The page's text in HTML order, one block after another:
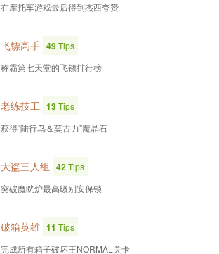
在摩托车游戏最后得到杰西夸赞
飞镖高手 49Tips
称霸第七天堂的飞镖排行榜
老练技工 13Tips
获得“陆行鸟＆莫古力”魔晶石
大盗三人组 42Tips
突破魔晄炉最高级别安保锁
破箱英雄 11 Tips
完成所有箱子破坏王NORMAL关卡